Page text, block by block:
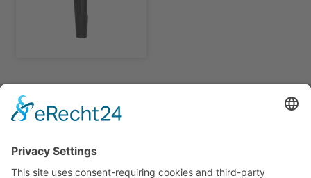
LUXAMED GmbH & Co. KG
Daniel-Weil-Str. 3
Allemagne
Téléphone:+49 (0) 7344 92905-0